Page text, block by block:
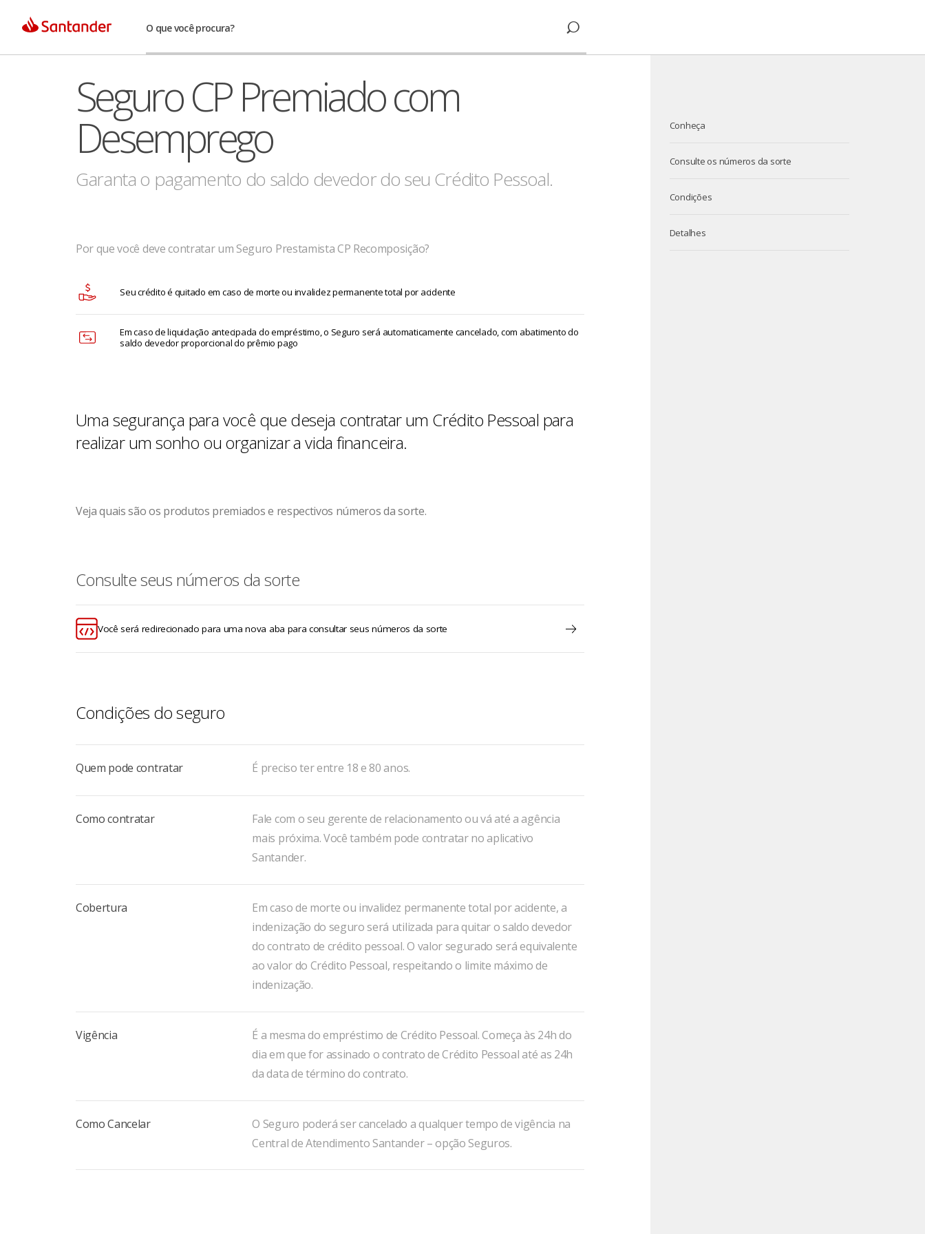
O que você procura?
Seguro CP Premiado com
Desemprego
Garanta o pagamento do saldo devedor do seu Crédito Pessoal.
Por que você deve contratar um Seguro Prestamista CP Recomposição?
Seu crédito é quitado em caso de morte ou invalidez permanente total por acidente
Em caso de liquidação antecipada do empréstimo, o Seguro será automaticamente cancelado, com abatimento do
saldo devedor proporcional do prêmio pago
Uma segurança para você que deseja contratar um Crédito Pessoal para
realizar um sonho ou organizar a vida financeira.
Veja quais são os produtos premiados e respectivos números da sorte.
Consulte seus números da sorte
Você será redirecionado para uma nova aba para consultar seus números da sorte
Condições do seguro
Quem pode contratar É preciso ter entre 18 e 80 anos.
Como contratar
Fale com o seu gerente de relacionamento ou vá até a agência
mais próxima. Você também pode contratar no aplicativo
Santander.
Cobertura
Em caso de morte ou invalidez permanente total por acidente, a
indenização do seguro será utilizada para quitar o saldo devedor
do contrato de crédito pessoal. O valor segurado será equivalente
ao valor do Crédito Pessoal, respeitando o limite máximo de
indenização.
Vigência
É a mesma do empréstimo de Crédito Pessoal. Começa às 24h do
dia em que for assinado o contrato de Crédito Pessoal até as 24h
da data de término do contrato.
Como Cancelar
O Seguro poderá ser cancelado a qualquer tempo de vigência na
Central de Atendimento Santander – opção Seguros.
Conheça
Consulte os números da sorte
Condições
Detalhes